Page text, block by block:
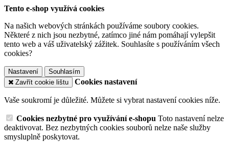
Tento e-shop využívá cookies
Na našich webových stránkách používáme soubory cookies.
Některé z nich jsou nezbytné, zatímco jiné nám pomáhají vylepšit
tento web a váš uživatelský zážitek. Souhlasíte s používáním všech
cookies?
Nastavení
Souhlasím
Zavřít cookie lištu
Cookies nastavení
Vaše soukromí je důležité. Můžete si vybrat nastavení cookies níže.
Cookies nezbytné pro využívání e-shopu Toto nastavení nelze
deaktivovat. Bez nezbytných cookies souborů nelze naše služby
smysluplně poskytovat.